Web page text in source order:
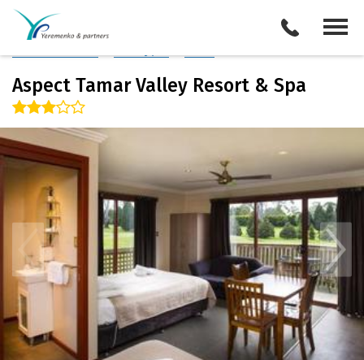
Австралия
Описание отеля
Aspect Tamar Valley Resort & Spa